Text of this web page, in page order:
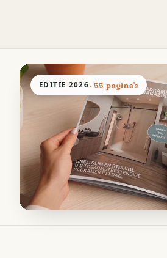
EDITIE 2026· 55 pagina's